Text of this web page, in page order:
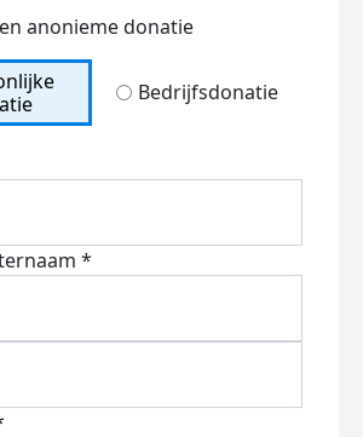
anonieme donatie
Bedrijfsdonatie
*